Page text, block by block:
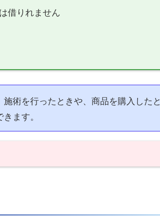
借りれません
術を行ったときや、商品を購入したと
ます。